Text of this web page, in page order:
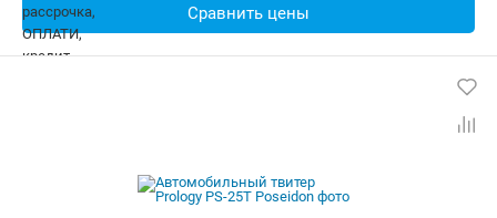
Сравнить цены